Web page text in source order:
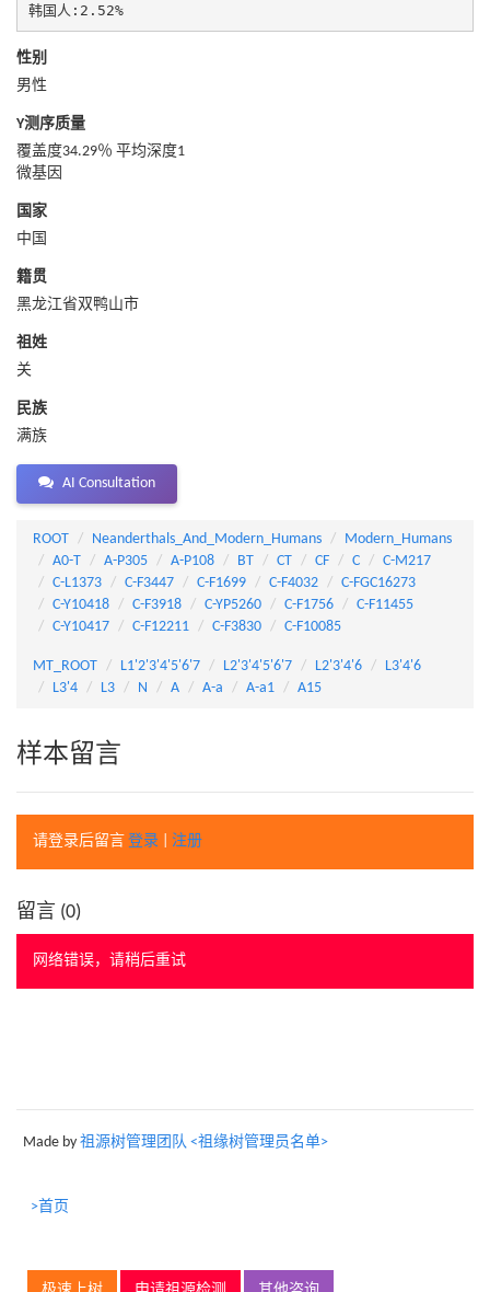
韩国人:2.52%
性别
男性
Y测序质量
覆盖度34.29％ 平均深度1
微基因
国家
中国
籍贯
黑龙江省双鸭山市
祖姓
关
民族
满族
AI Consultation
ROOT Neanderthals_And_Modern_Humans
Modern_Humans
A0-T
A-P305 A-P108 BT CT CF C
C-M217
C-L1373
C-F3447 C-F1699 C-F4032
C-FGC16273
C-Y10418
C-F3918 C-YP5260 C-F1756
C-F11455
C-Y10417
C-F12211 C-F3830 C-F10085
MT_ROOT L1'2'3'4'5'6'7 L2'3'4'5'6'7 L2'3'4'6
L3'4'6
L3'4
L3 N A A-a A-a1 A15
样本留言
请登录后留言 登录 注册
留言 (0)
网络错误，请稍后重试
Made by 祖源树管理团队 <祖缘树管理员名单>
>首页